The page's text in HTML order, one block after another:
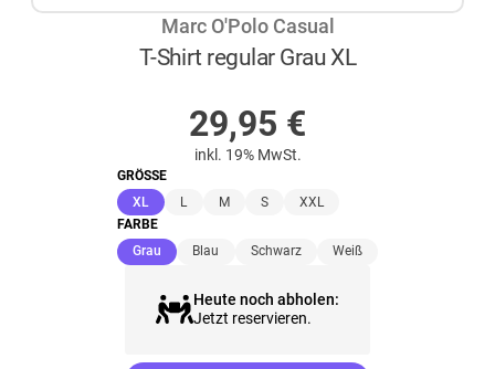
Marc O'Polo Casual
T-Shirt regular Grau XL
29,95 €
inkl. 19% MwSt.
GRÖSSE
XL (ausgewählt)
L M S
XXL
FARBE
Grau (ausgewählt)
Blau Schwarz Weiß
Heute noch abholen:
Jetzt reservieren.